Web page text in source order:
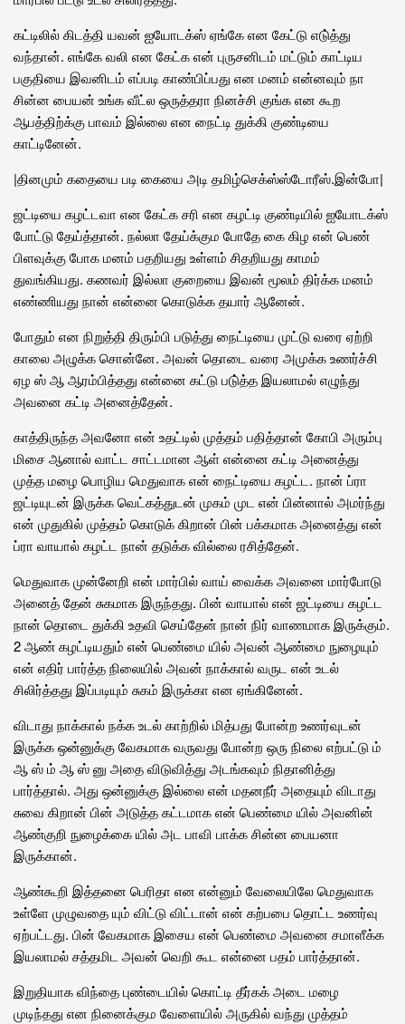
கட்டிலில் கிடத்தி யவன் ஐயோடக்ஸ் ஏங்கே என கேட்டு எடு்த்து
வந்தான். எங்கே வலி என கேட்க என் புருசனிடம் மட்டும் காட்டிய
பகுதியை இவனிடம் எப்படி காண்பிப்பது என மனம் என்னவும் நா
சின்ன பையன் உங்க வீட்ல ஒருத்தரா நினச்சி குங்க என கூற
ஆபத்திற்க்கு பாவம் இல்லை என நைட்டி துக்கி குண்டியை
காட்டினேன்.
|தினமும் கதையை படி கையை அடி தமிழ்செக்ஸ்ஸ்டோரீஸ்.இன்போ|
ஜட்டியை கழட்டவா என கேட்க சரி என கழட்டி குண்டியில் ஐயோடக்ஸ்
போட்டு தேய்த்தான். நல்லா தேய்க்கும போதே கை கிழ என் பெண்
பிளவுக்கு போக மனம் பதறியது உள்ளம் சிதறியது காமம்
துவங்கியது. கணவர் இல்லா குறையை இவன் மூலம் திர்க்க மனம்
எண்ணியது நான் என்னை கொடுக்க தயார் ஆனேன்.
போதும் என நிறுத்தி திரும்பி படுத்து நைட்டியை முட்டு வரை ஏற்றி
காலை அழுக்க சொன்னே. அவன் தொடை வரை அமுக்க உணர்ச்சி
ஏழ ஸ் ஆ ஆரம்பித்தது என்னை கட்டு படு்த்த இயலாமல் எழுந்து
அவனை கட்டி அனைத்தேன்.
காத்திருந்த அவனோ என் உதட்டில் முத்தம் பதித்தான் கோபி அரும்பு
மிசை ஆனால் வாட்ட சாட்டமான ஆள் என்னை கட்டி அனைத்து
முத்த மழை பொழிய மெதுவாக என் நைட்டியை கழட்ட. நான் ப்ரா
ஜட்டியுடன் இருக்க வெட்கத்துடன் முகம் முட என் பின்னால் அமர்ந்து
என் முதுகில் முத்தம் கொடுக் கிறான் பின் பக்கமாக அனைத்து என்
ப்ரா வாயால் கழட்ட நான் தடுக்க வில்லை ரசித்தேன்.
மெதுவாக முன்னேறி என் மார்பில் வாய் வைக்க அவனை மார்போடு
அனைத் தேன் சுகமாக இருந்தது. பின் வாயால் என் ஜட்டியை கழட்ட
நான் தொடை துக்கி உதவி செய்தேன் நான் நிர் வாணமாக இருக்கும்.
2 ஆண் கழட்டியதும் என் பெண்மை யில் அவன் ஆண்மை நுழையும்
என் எதிர் பார்த்த நிலையில் அவன் நாக்கால் வருட என் உடல்
சிலிர்த்தது இப்படியும் சுகம் இருக்கா என ஏங்கினேன்.
விடாது நாக்கால் நக்க உடல் காற்றில் மித்பது போன்ற உணர்வுடன்
இருக்க ஒன்னுக்கு வேகமாக வருவது போன்ற ஒரு நிலை எற்பட்டு ம்
ஆ ஸ் ம் ஆ ஸ் னு அதை விடுவித்து அடங்கவும் நிதானித்து
பார்த்தால். அது ஒன்னுக்கு இல்லை என் மதனநீர் அதையும் விடாது
சுவை கிறான் பின் அடுத்த கட்டமாக என் பெண்மை யில் அவனின்
ஆண்குறி நுழைக்கை யில் அட பாவி பாக்க சின்ன பையனா
இருக்கான்.
ஆண்கூறி இத்தனை பெரிதா என என்னும் வேலையிலே மெதுவாக
உள்ளே முழுவதை யும் விட்டு விட்டான் என் கற்பபை தொட்ட உணர்வு
ஏற்பட்டது. பின் வேகமாக இசைய என் பெண்மை அவனை சமாளீக்க
இயலாமல் சத்தமிட அவன் வெறி கூட என்னை பதம் பார்த்தான்.
இறுதியாக விந்தை புண்டையில் கொட்டி தீர்கக் அடை மழை
முடிந்தது என நினைக்கும வேளையில் அருகில் வந்து முத்தம்